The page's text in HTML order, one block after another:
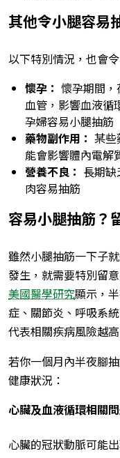
其他令小腿容易
以下特別情況，也會
懷孕： 懷孕期間
血管，影響血液循
孕婦容易小腿抽筋
藥物副作用： 某些
能會影響體內電解
營養不良： 長期
肉容易抽筋
容易小腿抽筋？
雖然小腿抽筋一下子
發生，就需要特別留
美國醫學研究顯示，
症、關節炎、呼吸系
代表相關疾病風險越高
若你一個月內半夜腳
健康狀況：
心臟及血液循環相關
心臟的冠狀動脈可能